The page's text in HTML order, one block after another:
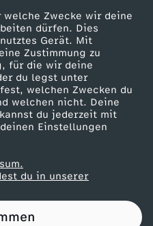
Zwecke wir deine
dürfen. Dies
Gerät. Mit
Zustimmung zu
für die wir deine
du legst unter
welchen Zwecken du
welchen nicht. Deine
du jederzeit mit
Einstellungen
du in unserer